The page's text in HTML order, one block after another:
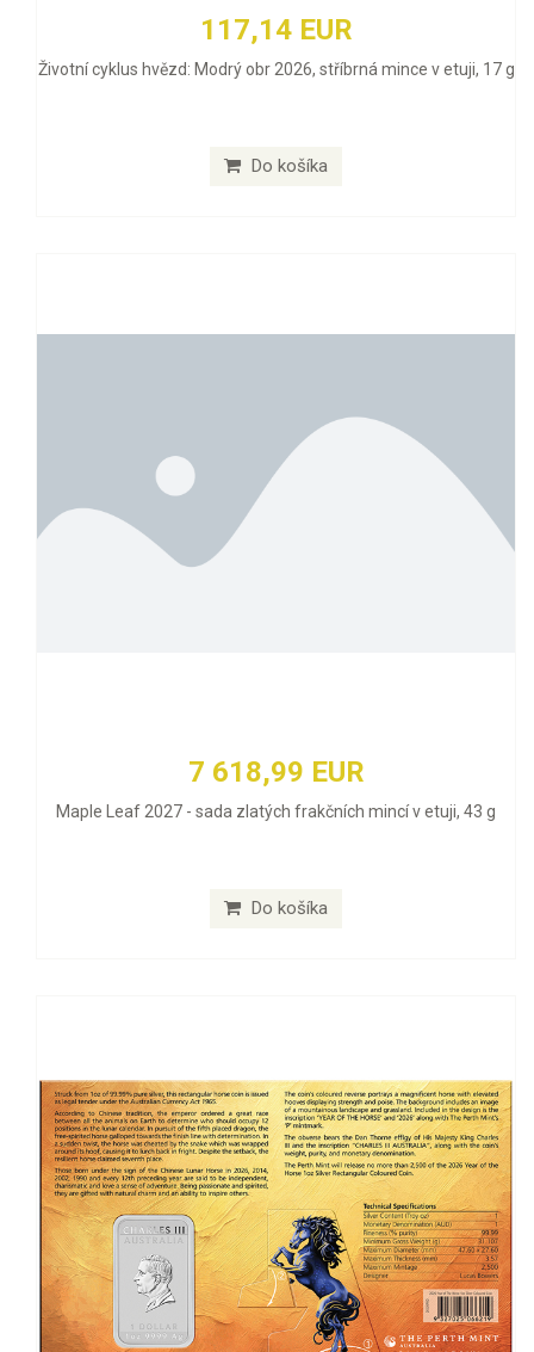
117,14 EUR
Životní cyklus hvězd: Modrý obr 2026, stříbrná mince v etuji, 17 g
Do košíka
7 618,99 EUR
Maple Leaf 2027 - sada zlatých frakčních mincí v etuji, 43 g
Do košíka